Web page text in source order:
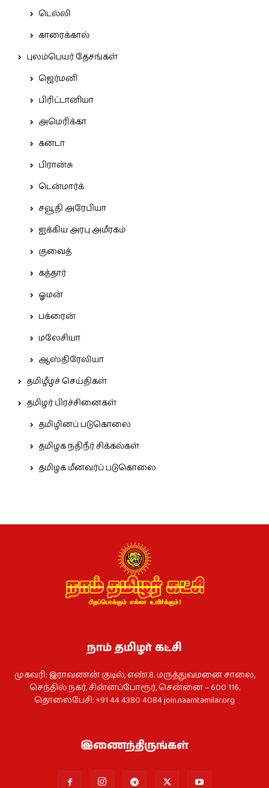
டெல்லி
காரைக்கால்
புலம்பெயர் தேசங்கள்
ஜெர்மனி
பிரிட்டானியா
அமெரிக்கா
கனடா
பிரான்சு
டென்மார்க்
சவூதி அரேபியா
ஐக்கிய அரபு அமீரகம்
குவைத்
கத்தார்
ஓமன்
பக்ரைன்
மலேசியா
ஆஸ்திரேலியா
தமிழீழச் செய்திகள்
தமிழர் பிரச்சினைகள்
தமிழினப் படுகொலை
தமிழக நதிநீர் சிக்கல்கள்
தமிழக மீனவர்ப் படுகொலை
நாம் தமிழர் கட்சி
முகவரி: இராவணன் குடில், எண்.8. மருத்துவமனை சாலை,
செந்தில் நகர், சின்னப்போரூர், சென்னை – 600 116.
தொலைபேசி: +91 44 4380 4084join.naamtamilar.org
இணைந்திருங்கள்